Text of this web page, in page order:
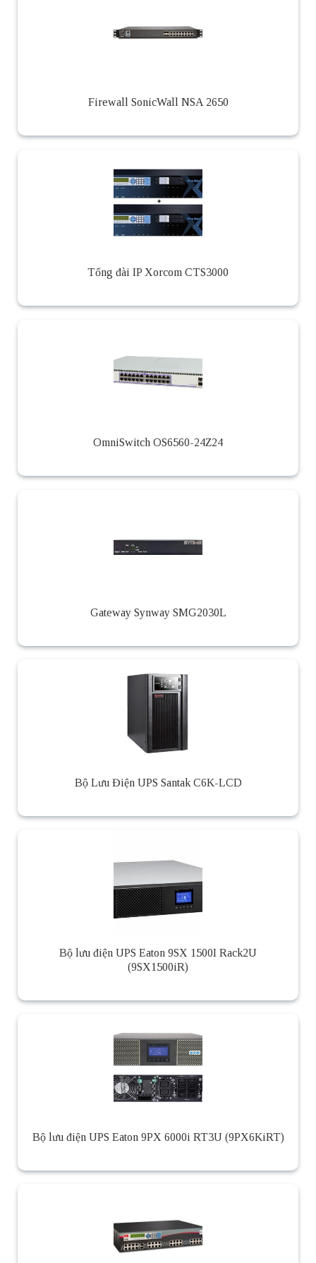
Firewall SonicWall NSA 2650
Tổng đài IP Xorcom CTS3000
OmniSwitch OS6560-24Z24
Gateway Synway SMG2030L
Bộ Lưu Điện UPS Santak C6K-LCD
Bộ lưu điện UPS Eaton 9SX 1500I Rack2U
(9SX1500iR)
Bộ lưu điện UPS Eaton 9PX 6000i RT3U (9PX6KiRT)